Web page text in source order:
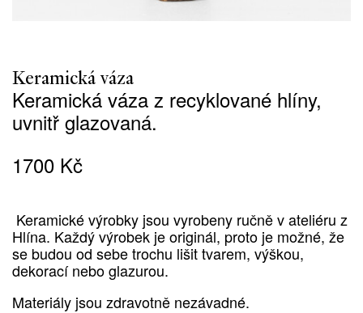
Keramická váza
Keramická váza z recyklované hlíny,
uvnitř glazovaná.
1700 Kč
Keramické výrobky jsou vyrobeny ručně v ateliéru z
Hlína. Každý výrobek je originál, proto je možné, že
se budou od sebe trochu lišit tvarem, výškou,
dekorací nebo glazurou.
Materiály jsou zdravotně nezávadné.